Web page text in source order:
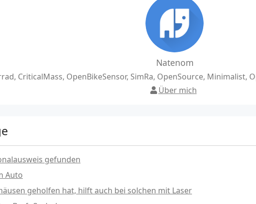
Natenom
CriticalMass, OpenBikeSensor, SimRa, OpenSource, Minimalist,
Über mich
gefunden
Auto
geholfen hat, hilft auch bei solchen mit Laser